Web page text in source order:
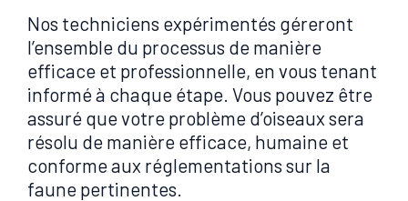
Nos techniciens expérimentés géreront
l’ensemble du processus de manière
efficace et professionnelle, en vous tenant
informé à chaque étape. Vous pouvez être
assuré que votre problème d’oiseaux sera
résolu de manière efficace, humaine et
conforme aux réglementations sur la
faune pertinentes.